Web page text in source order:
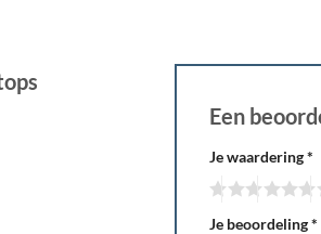
Een
Je waardering*
Je beoordeling*